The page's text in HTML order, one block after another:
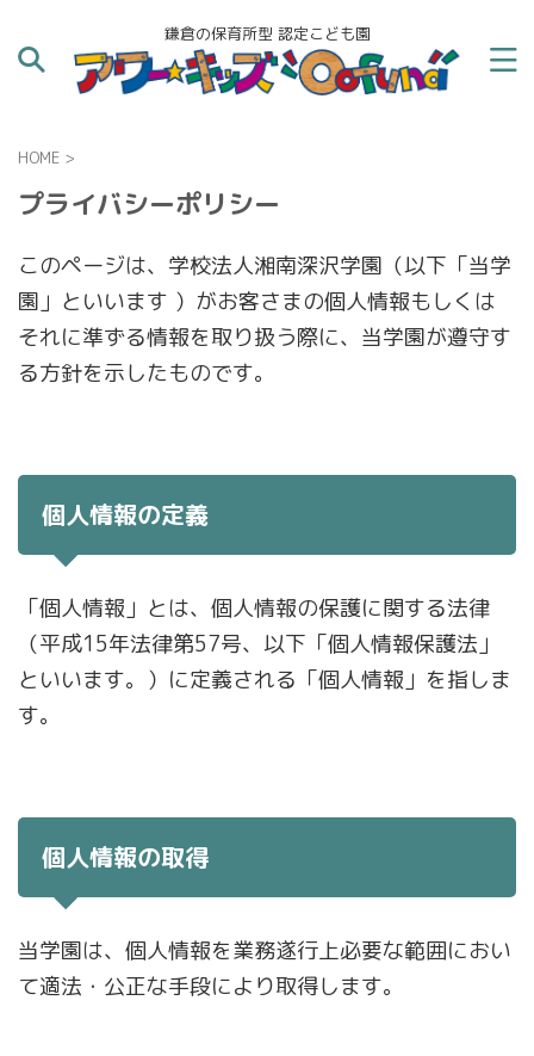
鎌倉の保育所型 認定こども園
HOME >
プライバシーポリシー
このページは、学校法人湘南深沢学園（以下「当学
園」といいます ）がお客さまの個人情報もしくは
それに準ずる情報を取り扱う際に、当学園が遵守す
る方針を示したものです。
個人情報の定義
「個人情報」とは、個人情報の保護に関する法律
（平成15年法律第57号、以下「個人情報保護法」
といいます。）に定義される「個人情報」を指しま
す。
個人情報の取得
当学園は、個人情報を業務遂行上必要な範囲におい
て適法・公正な手段により取得します。